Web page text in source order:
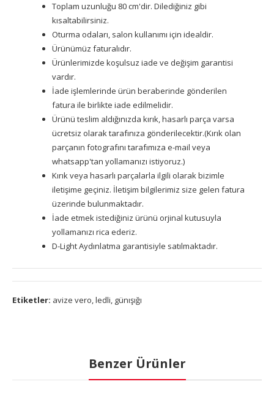
Toplam uzunluğu 80 cm'dir. Dilediğiniz gibi
kısaltabilirsiniz.
Oturma odaları, salon kullanımı için idealdir.
Ürünümüz faturalıdır.
Ürünlerimizde koşulsuz iade ve değişim garantisi
vardır.
İade işlemlerinde ürün beraberinde gönderilen
fatura ile birlikte iade edilmelidir.
Ürünü teslim aldığınızda kırık, hasarlı parça varsa
ücretsiz olarak tarafınıza gönderilecektir.(Kırık olan
parçanın fotografını tarafımıza e-mail veya
whatsapp'tan yollamanızı istiyoruz.)
Kırık veya hasarlı parçalarla ilgili olarak bizimle
iletişime geçiniz. İletişim bilgilerimiz size gelen fatura
üzerinde bulunmaktadır.
İade etmek istediğiniz ürünü orjinal kutusuyla
yollamanızı rica ederiz.
D-Light Aydınlatma garantisiyle satılmaktadır.
Etiketler: avize vero,ledli, günışığı
Benzer Ürünler